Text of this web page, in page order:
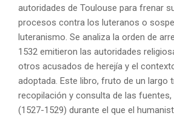
autoridades de Toulouse para frenar
procesos contra los luteranos o
luteranismo. Se analiza la orden de
1532 emitieron las autoridades
otros acusados de herejía y el
adoptada. Este libro, fruto de un largo
recopilación y consulta de las fuentes,
(1527-1529) durante el que el